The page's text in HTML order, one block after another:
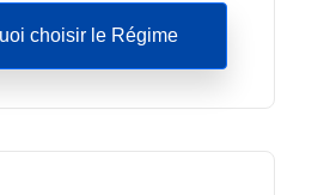
choisir le Régime